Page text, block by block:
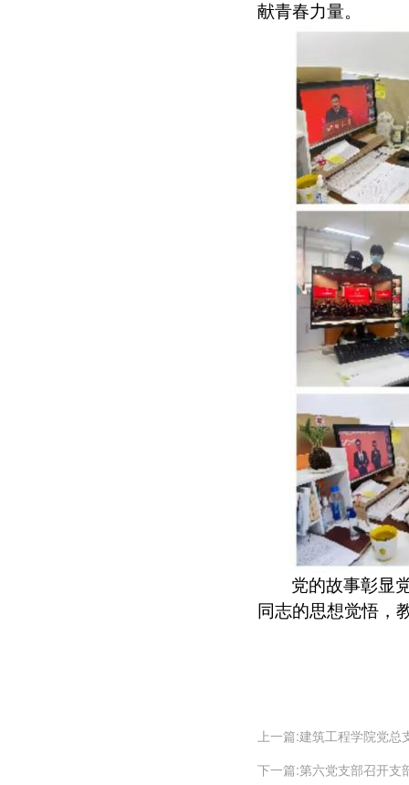
献青春力量。
党的故事彰显
同志的思想觉悟，
上一篇:建筑工程学院党总
下一篇:第六党支部召开支